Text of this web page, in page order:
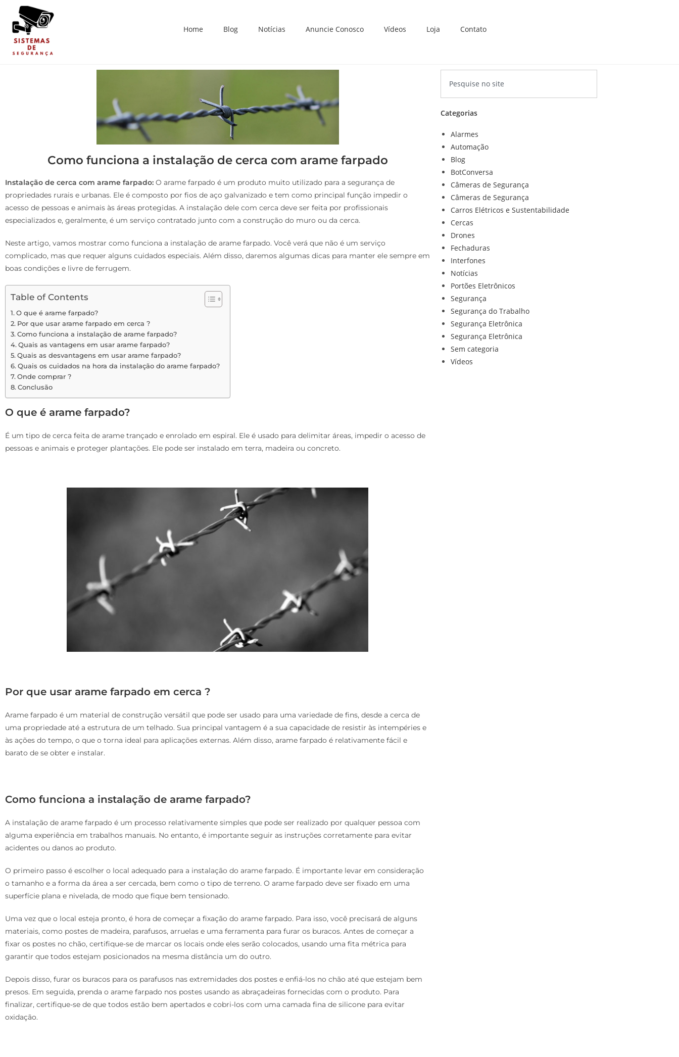
Home Blog Notícias Anuncie Conosco Vídeos Loja Contato
Como funciona a instalação de cerca com arame farpado
Instalação de cerca com arame farpado: O arame farpado é um produto muito utilizado para a segurança de
propriedades rurais e urbanas. Ele é composto por fios de aço galvanizado e tem como principal função impedir o
acesso de pessoas e animais às áreas protegidas. A instalação dele com cerca deve ser feita por profissionais
especializados e, geralmente, é um serviço contratado junto com a construção do muro ou da cerca.
Neste artigo, vamos mostrar como funciona a instalação de arame farpado. Você verá que não é um serviço
complicado, mas que requer alguns cuidados especiais. Além disso, daremos algumas dicas para manter ele sempre em
boas condições e livre de ferrugem.
Table of Contents
O que é arame farpado?
Por que usar arame farpado em cerca ?
Como funciona a instalação de arame farpado?
Quais as vantagens em usar arame farpado?
Quais as desvantagens em usar arame farpado?
Quais os cuidados na hora da instalação do arame farpado?
Onde comprar ?
Conclusão
O que é arame farpado?
É um tipo de cerca feita de arame trançado e enrolado em espiral. Ele é usado para delimitar áreas, impedir o acesso de
pessoas e animais e proteger plantações. Ele pode ser instalado em terra, madeira ou concreto.
Por que usar arame farpado em cerca ?
Arame farpado é um material de construção versátil que pode ser usado para uma variedade de fins, desde a cerca de
uma propriedade até a estrutura de um telhado. Sua principal vantagem é a sua capacidade de resistir às intempéries e
às ações do tempo, o que o torna ideal para aplicações externas. Além disso, arame farpado é relativamente fácil e
barato de se obter e instalar.
Como funciona a instalação de arame farpado?
A instalação de arame farpado é um processo relativamente simples que pode ser realizado por qualquer pessoa com
alguma experiência em trabalhos manuais. No entanto, é importante seguir as instruções corretamente para evitar
acidentes ou danos ao produto.
O primeiro passo é escolher o local adequado para a instalação do arame farpado. É importante levar em consideração
o tamanho e a forma da área a ser cercada, bem como o tipo de terreno. O arame farpado deve ser fixado em uma
superfície plana e nivelada, de modo que fique bem tensionado.
Uma vez que o local esteja pronto, é hora de começar a fixação do arame farpado. Para isso, você precisará de alguns
materiais, como postes de madeira, parafusos, arruelas e uma ferramenta para furar os buracos. Antes de começar a
fixar os postes no chão, certifique-se de marcar os locais onde eles serão colocados, usando uma fita métrica para
garantir que todos estejam posicionados na mesma distância um do outro.
Depois disso, furar os buracos para os parafusos nas extremidades dos postes e enfiá-los no chão até que estejam bem
presos. Em seguida, prenda o arame farpado nos postes usando as abraçadeiras fornecidas com o produto. Para
finalizar, certifique-se de que todos estão bem apertados e cobri-los com uma camada fina de silicone para evitar
oxidação.
Categorias
Alarmes
Automação
Blog
BotConversa
Câmeras de Segurança
Câmeras de Segurança
Carros Elétricos e Sustentabilidade
Cercas
Drones
Fechaduras
Interfones
Notícias
Portões Eletrônicos
Segurança
Segurança do Trabalho
Segurança Eletrônica
Segurança Eletrônica
Sem categoria
Vídeos